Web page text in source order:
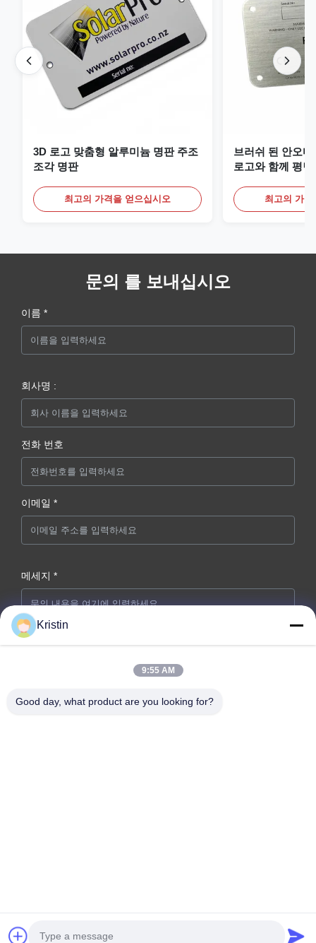
3D 로고 맞춤형 알루미늄 명판 주조
조각 명판
최고의 가격을 얻으십시오
브러쉬 된 안오
로고와 함께 평
최고의 가
문의 를 보내십시오
이름 *
회사명 :
전화 번호
이메일 *
메세지 *
지금 제출
저작권 © 2026-2026 Dongguan Yongfu Hardware Co., Ltd.. . 판권 소유.
Kristin
9:55 AM
Good day, what product are you looking for?